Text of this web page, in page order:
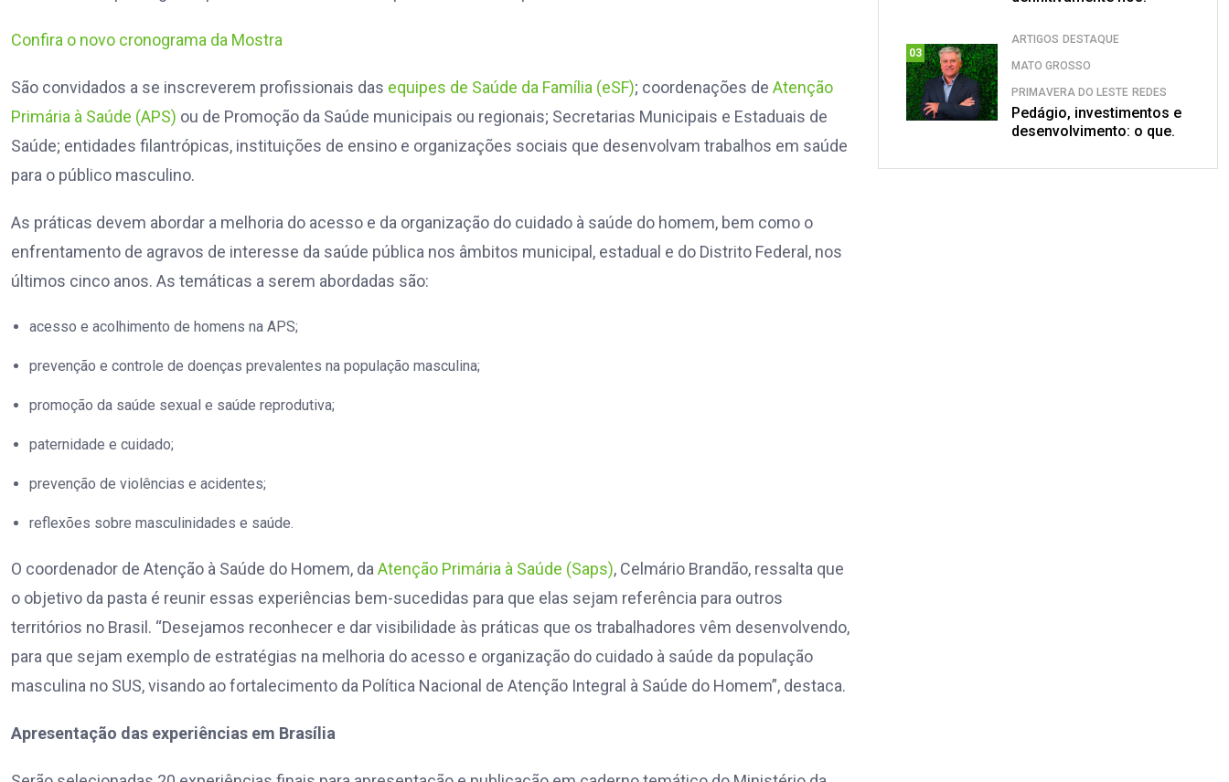
Confira o novo cronograma da Mostra
São convidados a se inscreverem profissionais das equipes de Saúde da Família (eSF); coordenações de Atenção
Primária à Saúde (APS) ou de Promoção da Saúde municipais ou regionais; Secretarias Municipais e Estaduais de
Saúde; entidades filantrópicas, instituições de ensino e organizações sociais que desenvolvam trabalhos em saúde
para o público masculino.
As práticas devem abordar a melhoria do acesso e da organização do cuidado à saúde do homem, bem como o
enfrentamento de agravos de interesse da saúde pública nos âmbitos municipal, estadual e do Distrito Federal, nos
últimos cinco anos. As temáticas a serem abordadas são:
acesso e acolhimento de homens na APS;
prevenção e controle de doenças prevalentes na população masculina;
promoção da saúde sexual e saúde reprodutiva;
paternidade e cuidado;
prevenção de violências e acidentes;
reflexões sobre masculinidades e saúde.
O coordenador de Atenção à Saúde do Homem, da Atenção Primária à Saúde (Saps), Celmário Brandão, ressalta que
o objetivo da pasta é reunir essas experiências bem-sucedidas para que elas sejam referência para outros
territórios no Brasil. “Desejamos reconhecer e dar visibilidade às práticas que os trabalhadores vêm desenvolvendo,
para que sejam exemplo de estratégias na melhoria do acesso e organização do cuidado à saúde da população
masculina no SUS, visando ao fortalecimento da Política Nacional de Atenção Integral à Saúde do Homem”, destaca.
Apresentação das experiências em Brasília
03
ARTIGOS DESTAQUE
MATO GROSSO
PRIMAVERA DO LESTE REDES
Pedágio, investimentos e
desenvolvimento: o que.